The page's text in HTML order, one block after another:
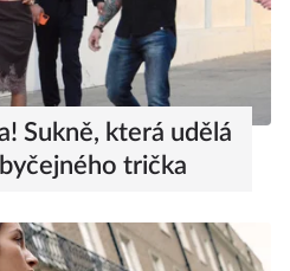
Sukně, která udělá
trička